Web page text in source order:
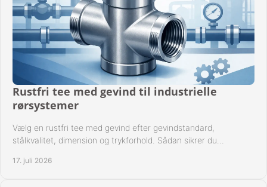
Rustfri tee med gevind til industrielle
rørsystemer
Vælg en rustfri tee med gevind efter gevindstandard,
stålkvalitet, dimension og trykforhold. Sådan sikrer du
17. juli 2026